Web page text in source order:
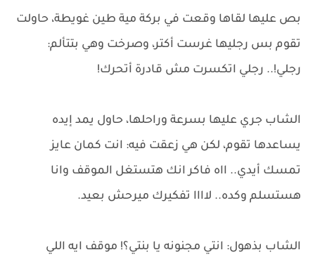
بص عليها لقاها وقعت في بركة مية طين غويطة، حاولت
تقوم بس رجليها غرست أكتر، وصرخت وهي بتتألم:
رجلي!.. رجلي اتكسرت مش قادرة أتحرك!
الشاب جري عليها بسرعة وراحلها، حاول يمد إيده
يساعدها تقوم، لكن هي زعقت فيه: انت كمان عايز
تمسك أيدي.. ااه فاكر انك هتستغل الموقف وانا
هستسلم وكده.. لاااا تفكيرك ميرحش بعيد.
الشاب بذهول: انتي مجنونه يا بنتي؟! موقف ايه اللي